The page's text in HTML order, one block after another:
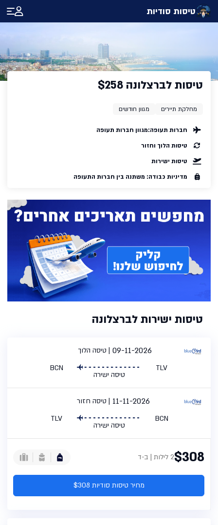
טיסות סודיות
טיסות לברצלונה $258
מחלקת תיירים מגוון חודשים
חברות תעופה:מגוון חברות תעופה
טיסות הלוך וחזור
טיסות ישירות
מדיניות כבודה: משתנה בין חברות התעופה
טיסות ישירות לברצלונה
טיסה הלוך 09-11-2026
TLV
טיסה ישירה
BCN
טיסה חזור 11-11-2026
BCN
טיסה ישירה
TLV
$3082 לילות | ב-ד
מחיר טיסות סודיות $308